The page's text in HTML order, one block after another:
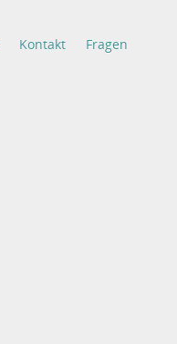
Kontakt Fragen